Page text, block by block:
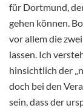
für Dortmund,
gehen können.
vor allem die
lassen. Ich
hinsichtlich der
doch bei den
sein, dass der